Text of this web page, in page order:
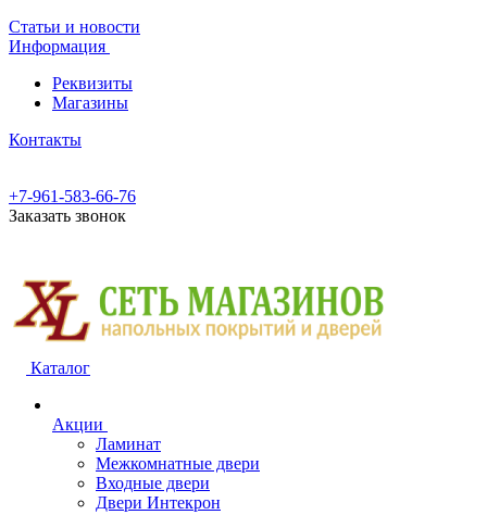
Статьи и новости
Информация
Реквизиты
Магазины
Контакты
+7-961-583-66-76
Заказать звонок
Каталог
Акции
Ламинат
Межкомнатные двери
Входные двери
Двери Интекрон